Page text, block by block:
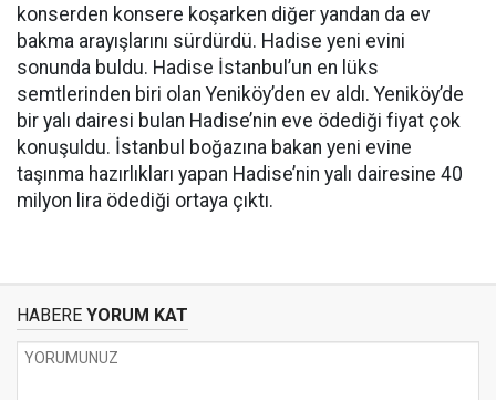
konserden konsere koşarken diğer yandan da ev
bakma arayışlarını sürdürdü. Hadise yeni evini
sonunda buldu. Hadise İstanbul’un en lüks
semtlerinden biri olan Yeniköy’den ev aldı. Yeniköy’de
bir yalı dairesi bulan Hadise’nin eve ödediği fiyat çok
konuşuldu. İstanbul boğazına bakan yeni evine
taşınma hazırlıkları yapan Hadise’nin yalı dairesine 40
milyon lira ödediği ortaya çıktı.
HABERE YORUM KAT